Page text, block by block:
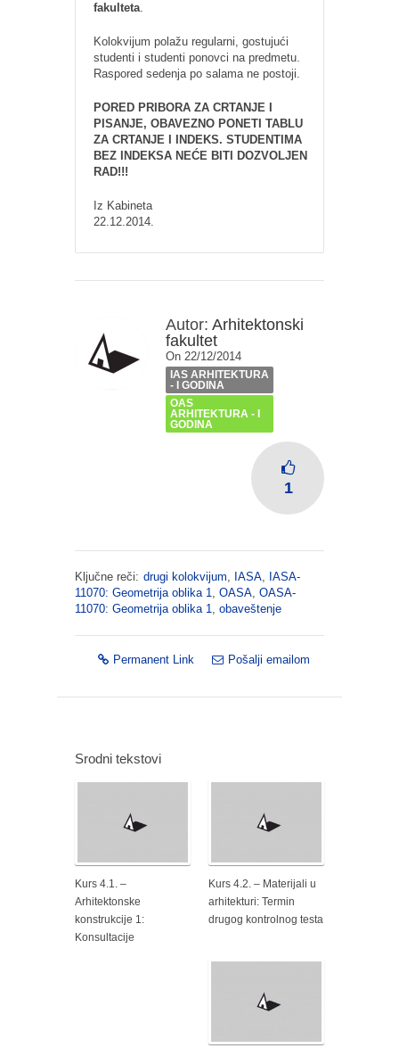
fakulteta.
Kolokvijum polažu regularni, gostujući
studenti i studenti ponovci na predmetu.
Raspored sedenja po salama ne postoji.
PORED PRIBORA ZA CRTANJE I
PISANJE, OBAVEZNO PONETI TABLU
ZA CRTANJE I INDEKS. STUDENTIMA
BEZ INDEKSA NEĆE BITI DOZVOLJEN
RAD!!!
Iz Kabineta
22.12.2014.
Autor: Arhitektonski
fakultet
On 22/12/2014
IAS ARHITEKTURA
- I GODINA
OAS
ARHITEKTURA - I
GODINA
1
Ključne reči: drugi kolokvijum, IASA, IASA-
11070: Geometrija oblika 1, OASA, OASA-
11070: Geometrija oblika 1, obaveštenje
Permanent Link Pošalji emailom
Srodni tekstovi
Kurs 4.1. –
Arhitektonske
konstrukcije 1:
Konsultacije
Kurs 4.2. – Materijali u
arhitekturi: Termin
drugog kontrolnog testa